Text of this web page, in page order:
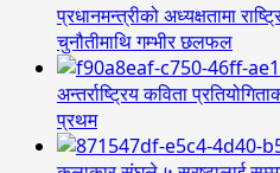
प्रधानमन्त्रीको अध्यक्षतामा
चुनौतीमाथि गम्भीर छलफल
अन्तर्राष्ट्रिय कविता
प्रथम